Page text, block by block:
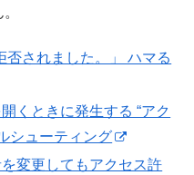
否されました。」 ハマる
くときに発生する “アク
シューティング
変更してもアクセス許